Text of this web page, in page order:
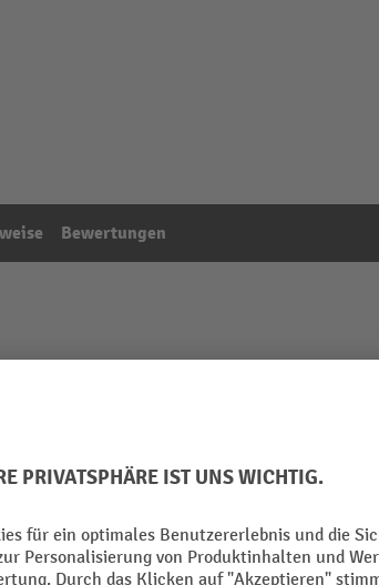
Bewertungen
1023x572x1000mm, lichtgrau
Schließsystem